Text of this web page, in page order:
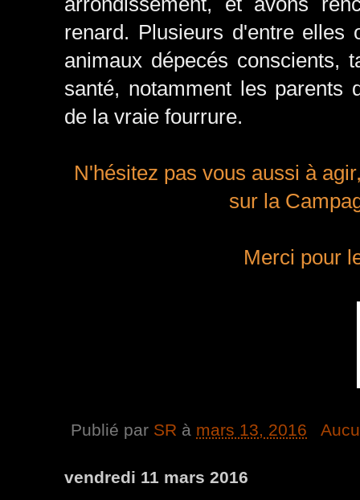
renard. Plusieurs d'entre elles
animaux dépecés conscients,
santé, notamment les parents
de la vraie fourrure.
N'hésitez pas vous aussi à
sur la
Merci pour
Publié par SR à mars 13, 2016
vendredi 11 mars 2016